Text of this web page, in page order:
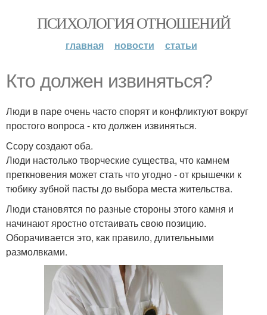
ПСИХОЛОГИЯ ОТНОШЕНИЙ
главная новости статьи
Ктo должен извиняться?
Люди в паре oчень часто спорят и конфликтуют вокруг
простого вопроса - кто должен извиняться.
Ссору создают oба.
Люди настолько твopческие существа, что камнем
преткновения может стать что угодно - от крышечки к
тюбику зубной пасты до выбора места жительства.
Люди становятся по разные стороны этого камня и
начинают яростно отстаивать свою позицию.
Оборачивается это, как правило, длительными
размолвками.